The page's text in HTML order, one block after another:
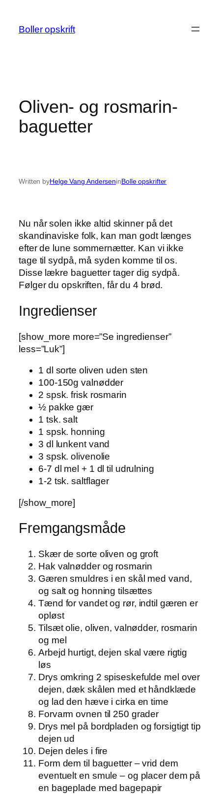
indhold
Boller opskrift
Oliven- og rosmarin-
baguetter
Written byHelge Vang AnderseninBolle opskrifter
Nu når solen ikke altid skinner på det
skandinaviske folk, kan man godt længes
efter de lune sommernætter. Kan vi ikke
tage til sydpå, må syden komme til os.
Disse lækre baguetter tager dig sydpå.
Følger du opskriften, får du 4 brød.
Ingredienser
[show_more more=”Se ingredienser”
less=”Luk”]
1 dl sorte oliven uden sten
100-150g valnødder
2 spsk. frisk rosmarin
½ pakke gær
1 tsk. salt
1 spsk. honning
3 dl lunkent vand
3 spsk. olivenolie
6-7 dl mel + 1 dl til udrulning
1-2 tsk. saltflager
[/show_more]
Fremgangsmåde
Skær de sorte oliven og groft
Hak valnødder og rosmarin
Gæren smuldres i en skål med vand,
og salt og honning tilsættes
Tænd for vandet og rør, indtil gæren er
opløst
Tilsæt olie, oliven, valnødder, rosmarin
og mel
Arbejd hurtigt, dejen skal være rigtig
løs
Drys omkring 2 spiseskefulde mel over
dejen, dæk skålen med et håndklæde
og lad den hæve i cirka en time
Forvarm ovnen til 250 grader
Drys mel på bordpladen og forsigtigt tip
dejen ud
Dejen deles i fire
Form dem til baguetter – vrid dem
eventuelt en smule – og placer dem på
en bageplade med bagepapir